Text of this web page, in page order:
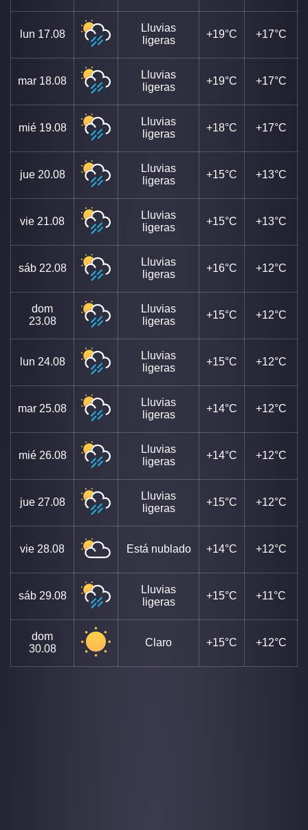
lun 17.08
Lluvias
ligeras
+19°C +17°C
mar 18.08
Lluvias
ligeras
+19°C +17°C
mié 19.08
Lluvias
ligeras
+18°C +17°C
jue 20.08
Lluvias
ligeras
+15°C +13°C
vie 21.08
Lluvias
ligeras
+15°C +13°C
sáb 22.08
Lluvias
ligeras
+16°C +12°C
dom
23.08
Lluvias
ligeras
+15°C +12°C
lun 24.08
Lluvias
ligeras
+15°C +12°C
mar 25.08
Lluvias
ligeras
+14°C +12°C
mié 26.08
Lluvias
ligeras
+14°C +12°C
jue 27.08
Lluvias
ligeras
+15°C +12°C
vie 28.08 Está nublado +14°C +12°C
sáb 29.08
Lluvias
ligeras
+15°C +11°C
dom
30.08
Claro +15°C +12°C